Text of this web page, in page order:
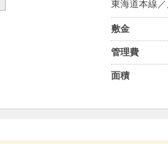
東海道本線
敷金
管理費
面積